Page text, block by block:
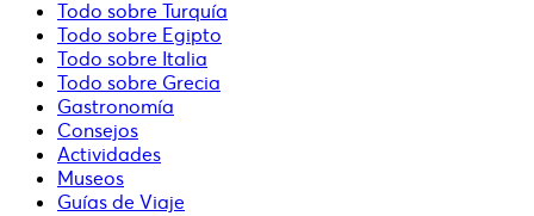
Todo sobre Turquía
Todo sobre Egipto
Todo sobre Italia
Todo sobre Grecia
Gastronomía
Consejos
Actividades
Museos
Guías de Viaje